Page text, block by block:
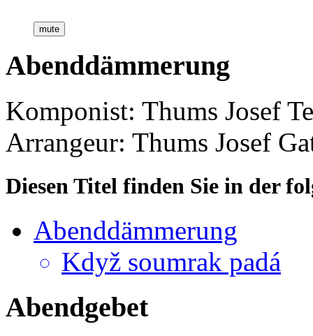
mute
Abenddämmerung
Komponist: Thums Josef
Arrangeur: Thums Josef
Diesen Titel finden Sie in der
Abenddämmerung
Když soumrak padá
Abendgebet